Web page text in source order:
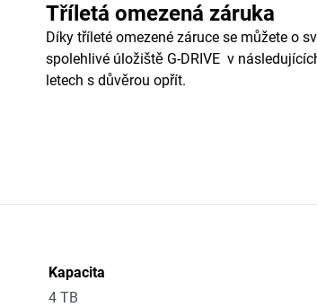
Tříletá omezená záruka
Díky tříleté omezené záruce se můžete o
spolehlivé úložiště G-DRIVE v
letech s důvěrou opřít.
Kapacita
4 TB